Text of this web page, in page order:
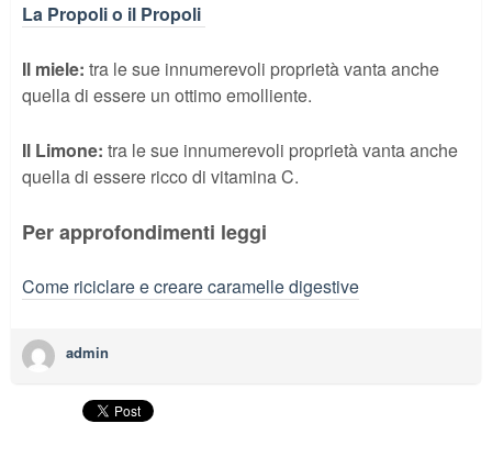
La Propoli o il Propoli
Il miele: tra le sue innumerevoli proprietà vanta anche
quella di essere un ottimo emolliente.
Il Limone: tra le sue innumerevoli proprietà vanta anche
quella di essere ricco di vitamina C.
Per approfondimenti leggi
Come riciclare e creare caramelle digestive
admin